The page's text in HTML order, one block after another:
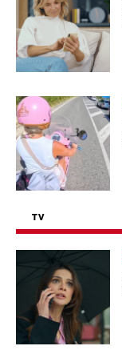
TV